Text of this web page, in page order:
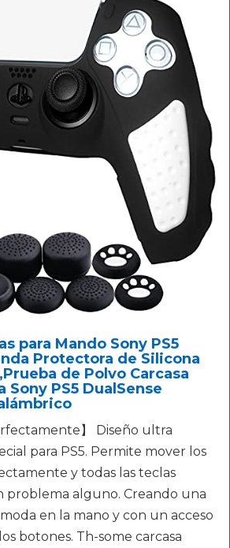
para Mando Sony PS5
Protectora de Silicona
de Polvo Carcasa
Sony PS5 DualSense
】 Diseño ultra
para PS5. Permite mover los
y todas las teclas
problema alguno. Creando una
en la mano y con un acceso
botones. Th-some carcasa